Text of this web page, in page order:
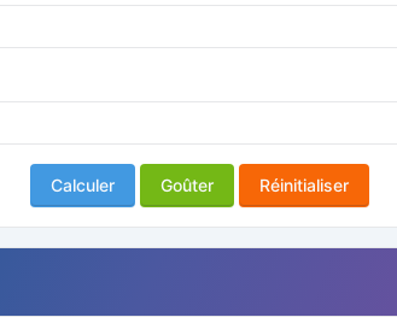
Calculer Goûter Réinitialiser